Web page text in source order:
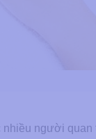
nhiều người